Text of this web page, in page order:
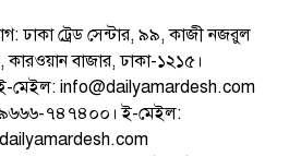
ঢাকা ট্রেড সেন্টার, ৯৯, কাজী নজরুল
কারওয়ান বাজার, ঢাকা-১২১৫।
মেইল: info@dailyamardesh.com
৭৪৭৪০০। ই-মেইল: